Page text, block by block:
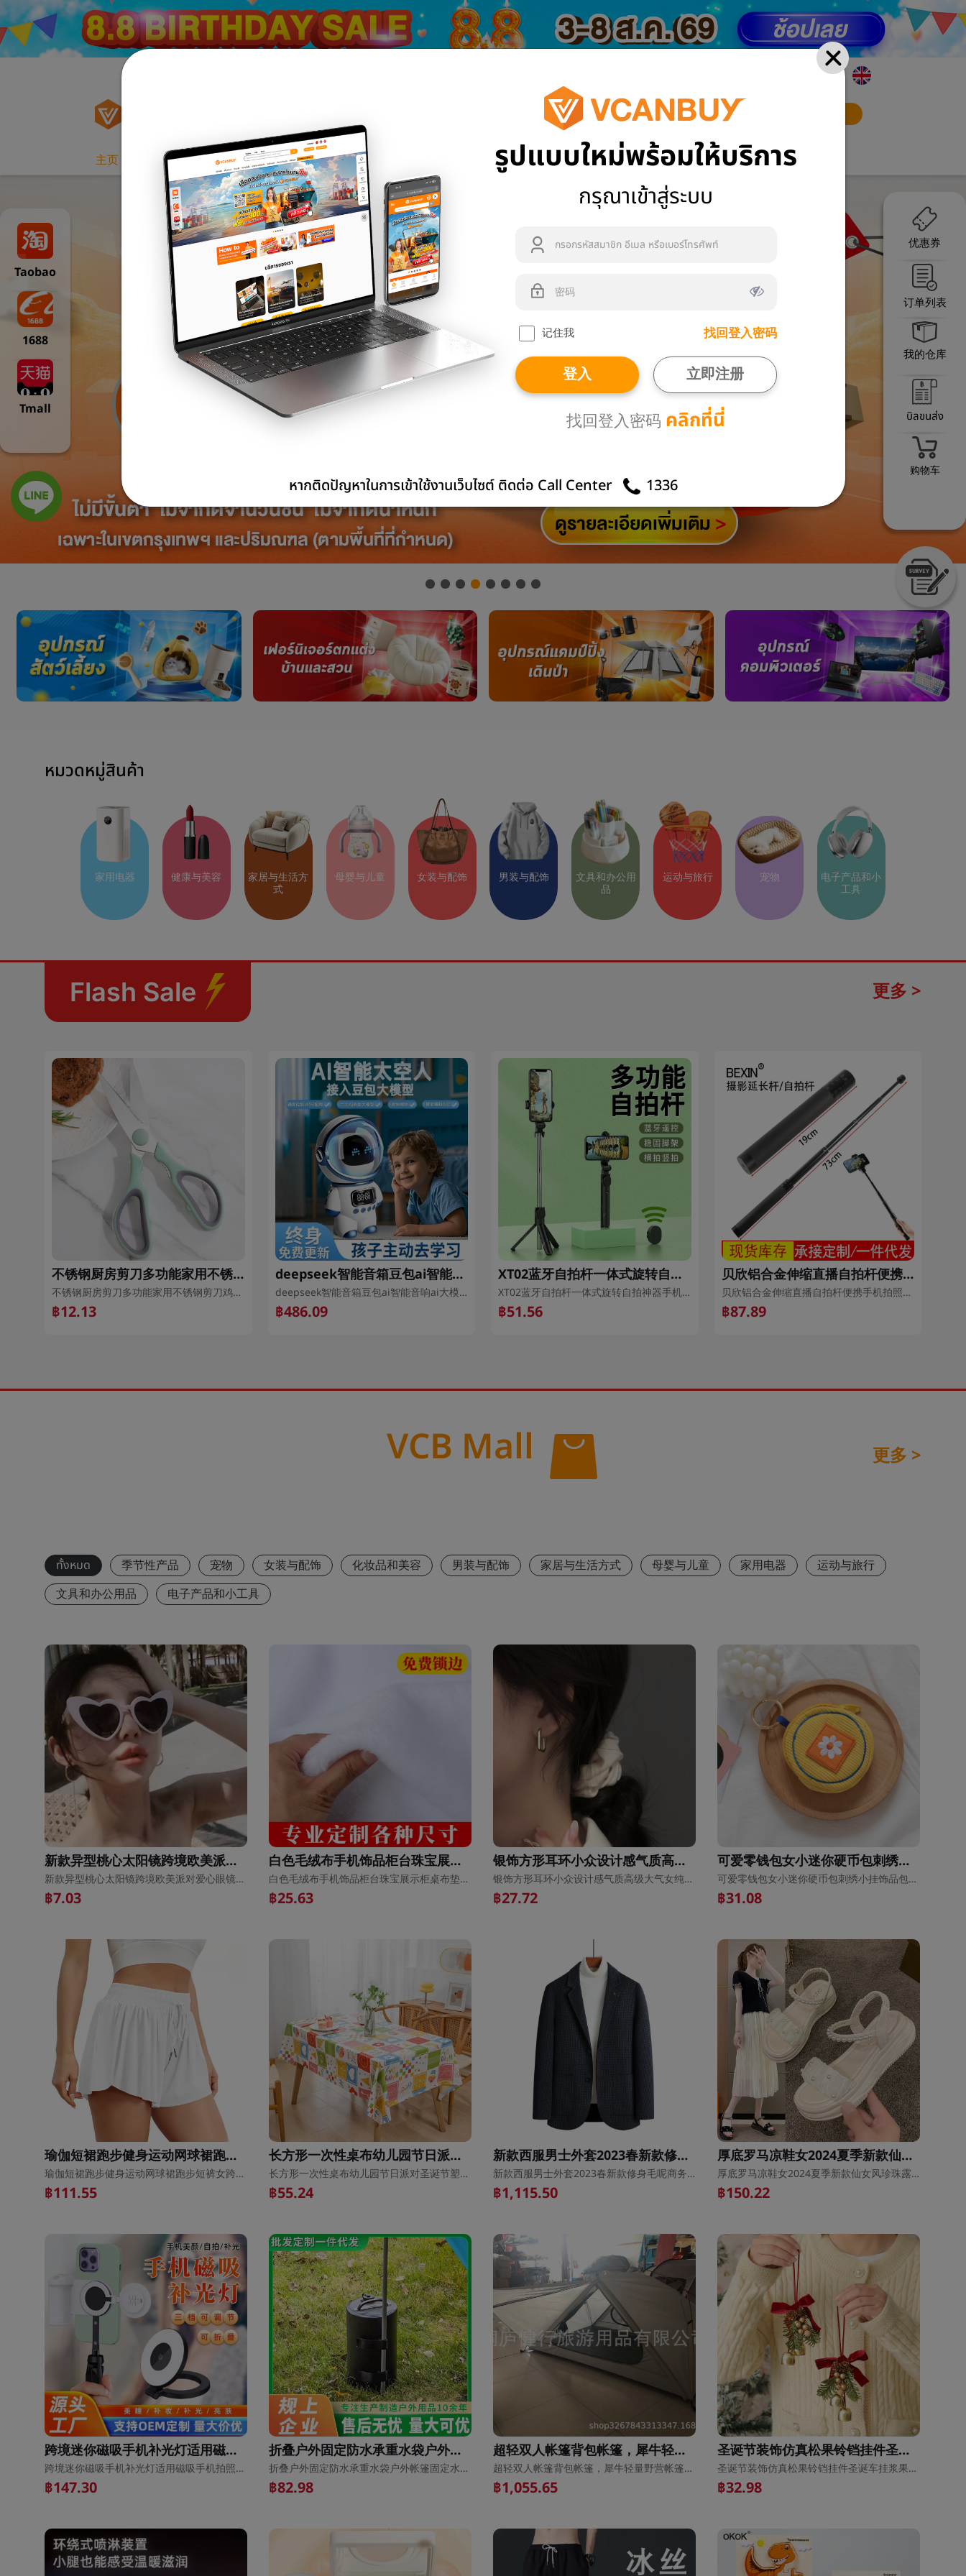
รูปแบบใหม่พร้อมให้บริการ
กรุณาเข้าสู่ระบบ
记住我 找回登入密码
登入 立即注册
找回登入密码 คลิกที่นี่
หากติดปัญหาในการเข้าใช้งานเว็บไซต์ ติดต่อ Call Center 1336
Taobao
1688
Tmall
优惠券
订单列表
我的仓库
บิลขนส่ง
购物车
立即注册
主页 公司简介 运费 如果购买 新闻与活动 VCB Mall
หมวดหมู่สินค้า
家用电器 健康与美容
家居与生活方
式
母婴与儿童 女装与配饰 男装与配饰
文具和办公用
品
运动与旅行 宠物
电子产品和小
工具
Flash Sale 更多 >
不锈钢厨房剪刀多功能家用不锈钢剪刀鸡骨剪核桃夹剪
不锈钢厨房剪刀多功能家用不锈钢剪刀鸡骨剪核桃夹剪
฿12.13
deepseek智能音箱豆包ai智能音响ai大模型豆包聊天机器人蓝牙音响
deepseek智能音箱豆包ai智能音响ai大模型豆包聊天机器人蓝牙音响
฿486.09
XT02蓝牙自拍杆一体式旋转自拍神器手机通用视频直播三脚架自拍杆
XT02蓝牙自拍杆一体式旋转自拍神器手机通用视频直播三脚架自拍杆
฿51.56
贝欣铝合金伸缩直播自拍杆便携手机拍照摄影延长杆手持拍照支架杆
贝欣铝合金伸缩直播自拍杆便携手机拍照摄影延长杆手持拍照支架杆
฿87.89
VCB Mall 更多 >
ทั้งหมด 季节性产品 宠物 女装与配饰 化妆品和美容 男装与配饰 家居与生活方式 母婴与儿童 家用电器
运动与旅行
文具和办公用品
电子产品和小工具
新款异型桃心太阳镜跨境欧美派对爱心眼镜网红街拍时尚女士墨镜
新款异型桃心太阳镜跨境欧美派对爱心眼镜网红街拍时尚女士墨镜
฿7.03
白色毛绒布手机饰品柜台珠宝展示柜桌布垫布绒毛地摊布拍照背景布
白色毛绒布手机饰品柜台珠宝展示柜桌布垫布绒毛地摊布拍照背景布
฿25.63
银饰方形耳环小众设计感气质高级大气女纯银耳圈2021年新款潮耳饰
银饰方形耳环小众设计感气质高级大气女纯银耳圈2021年新款潮耳饰
฿27.72
可爱零钱包女小迷你硬币包刺绣小挂饰品包韩国ins手拿包日系挂包
可爱零钱包女小迷你硬币包刺绣小挂饰品包韩国ins手拿包日系挂包
฿31.08
瑜伽短裙跑步健身运动网球裙跑步短裤女跨境夏季速干防走光瑜伽裙
瑜伽短裙跑步健身运动网球裙跑步短裤女跨境夏季速干防走光瑜伽裙
฿111.55
长方形一次性桌布幼儿园节日派对圣诞节塑料餐布饭店秋游圆桌
长方形一次性桌布幼儿园节日派对圣诞节塑料餐布饭店秋游圆桌
฿55.24
新款西服男士外套2023春新款修身毛呢商务休闲羊毛厚小西装
新款西服男士外套2023春新款修身毛呢商务休闲羊毛厚小西装
฿1,115.50
厚底罗马凉鞋女2024夏季新款仙女风珍珠露趾平底ins潮休闲沙滩鞋
厚底罗马凉鞋女2024夏季新款仙女风珍珠露趾平底ins潮休闲沙滩鞋
฿150.22
跨境迷你磁吸手机补光灯适用磁吸手机拍照摄影支架补光灯印刷logo
跨境迷你磁吸手机补光灯适用磁吸手机拍照摄影支架补光灯印刷logo
฿147.30
折叠户外固定防水承重水袋户外帐篷固定水袋家用花架固定防水袋
折叠户外固定防水承重水袋户外帐篷固定水袋家用花架固定防水袋
฿82.98
超轻双人帐篷背包帐篷，犀牛轻量野营帐篷，双人超轻铝杆帐篷
超轻双人帐篷背包帐篷，犀牛轻量野营帐篷，双人超轻铝杆帐篷
฿1,055.65
圣诞节装饰仿真松果铃铛挂件圣诞车挂浆果藤圈小花环尤加利小花环
圣诞节装饰仿真松果铃铛挂件圣诞车挂浆果藤圈小花环尤加利小花环
฿32.98